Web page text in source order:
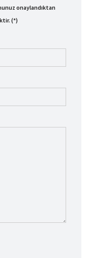
onaylandıktan
(*)